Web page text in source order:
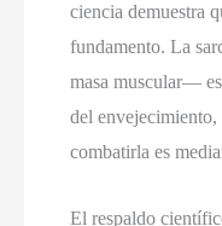
ciencia demuestra
fundamento. La
masa muscular—
del
combatirla es
El respaldo